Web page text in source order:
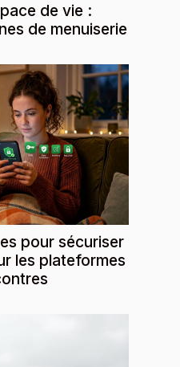
de vie :
de menuiserie
pour sécuriser
les plateformes